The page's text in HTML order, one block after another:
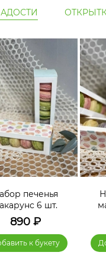
печенья
6 шт.
890₽
к букету